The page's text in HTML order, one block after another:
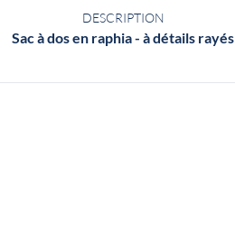
DESCRIPTION
Sac à dos en raphia - à détails rayés